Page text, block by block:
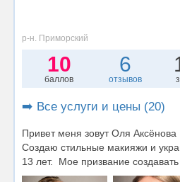
р-н. Приморский
10
баллов
6
отзывов
➡️ Все услуги и цены (20)
Привет меня зовут Оля
Создаю стильные макияжи и
13 лет. Мое призвание создавать